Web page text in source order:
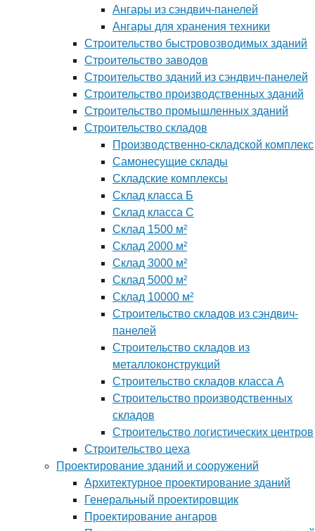
Ангары из сэндвич-панелей
Ангары для хранения техники
Строительство быстровозводимых зданий
Строительство заводов
Строительство зданий из сэндвич-панелей
Строительство производственных зданий
Строительство промышленных зданий
Строительство складов
Производственно-складской комплекс
Самонесущие склады
Складские комплексы
Склад класса Б
Склад класса С
Склад 1500 м²
Склад 2000 м²
Склад 3000 м²
Склад 5000 м²
Склад 10000 м²
Строительство складов из сэндвич-
панелей
Строительство складов из
металлоконструкций
Строительство складов класса А
Строительство производственных
складов
Строительство логистических центров
Строительство цеха
Проектирование зданий и сооружений
Архитектурное проектирование зданий
Генеральный проектировщик
Проектирование ангаров